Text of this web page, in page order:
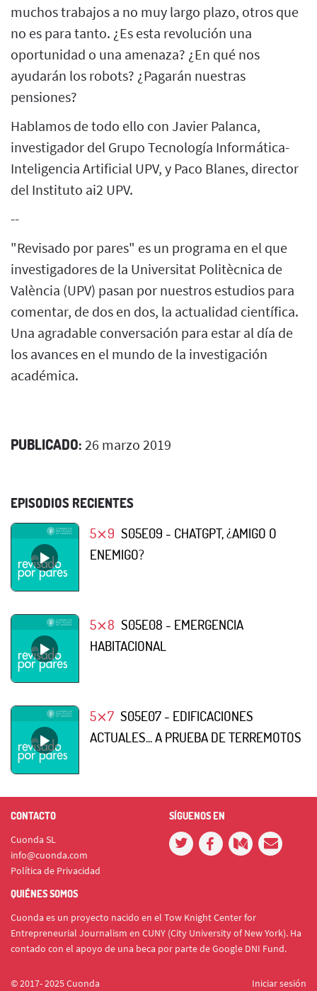
muchos trabajos a no muy largo plazo, otros que
no es para tanto. ¿Es esta revolución una
oportunidad o una amenaza? ¿En qué nos
ayudarán los robots? ¿Pagarán nuestras
pensiones?
Hablamos de todo ello con Javier Palanca,
investigador del Grupo Tecnología Informática-
Inteligencia Artificial UPV, y Paco Blanes, director
del Instituto ai2 UPV.
--
"Revisado por pares" es un programa en el que
investigadores de la Universitat Politècnica de
València (UPV) pasan por nuestros estudios para
comentar, de dos en dos, la actualidad científica.
Una agradable conversación para estar al día de
los avances en el mundo de la investigación
académica.
PUBLICADO: 26 marzo 2019
EPISODIOS RECIENTES
5⨯9 S05E09 - CHATGPT, ¿AMIGO O
ENEMIGO?
5⨯8 S05E08 - EMERGENCIA
HABITACIONAL
5⨯7 S05E07 - EDIFICACIONES
ACTUALES... A PRUEBA DE TERREMOTOS
CONTACTO
Cuonda SL
info@cuonda.com
Política de Privacidad
SÍGUENOS EN
QUIÉNES SOMOS
Cuonda es un proyecto nacido en el Tow Knight Center for
Entrepreneurial Journalism en CUNY (City University of New York). Ha
contado con el apoyo de una beca por parte de Google DNI Fund.
© 2017- 2025 Cuonda Iniciar sesión